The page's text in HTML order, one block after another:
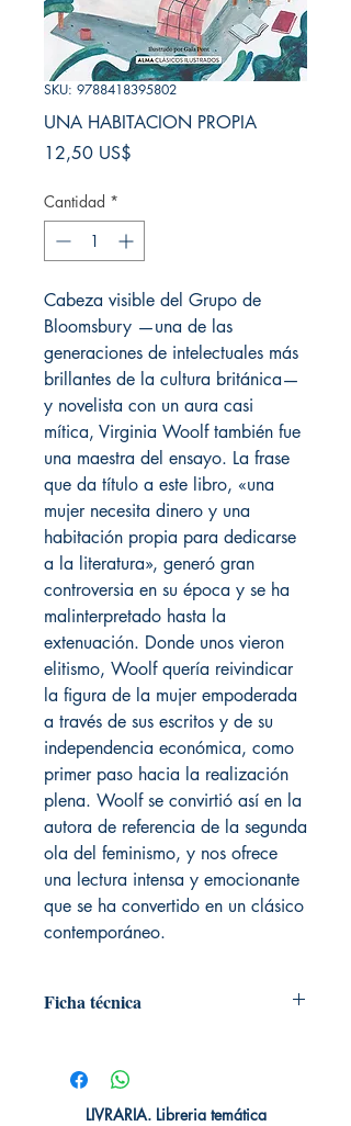
SKU: 9788418395802
UNA HABITACION PROPIA
12,50 US$
Cantidad *
Cabeza visible del Grupo de
Bloomsbury —una de las
generaciones de intelectuales más
brillantes de la cultura británica—
y novelista con un aura casi
mítica, Virginia Woolf también fue
una maestra del ensayo. La frase
que da título a este libro, «una
mujer necesita dinero y una
habitación propia para dedicarse
a la literatura», generó gran
controversia en su época y se ha
malinterpretado hasta la
extenuación. Donde unos vieron
elitismo, Woolf quería reivindicar
la figura de la mujer empoderada
a través de sus escritos y de su
independencia económica, como
primer paso hacia la realización
plena. Woolf se convirtió así en la
autora de referencia de la segunda
ola del feminismo, y nos ofrece
una lectura intensa y emocionante
que se ha convertido en un clásico
contemporáneo.
Ficha técnica
más información al WhatsApp 👉09
8431 1107
# de páginas: 128
LIVRARIA. Libreria temática